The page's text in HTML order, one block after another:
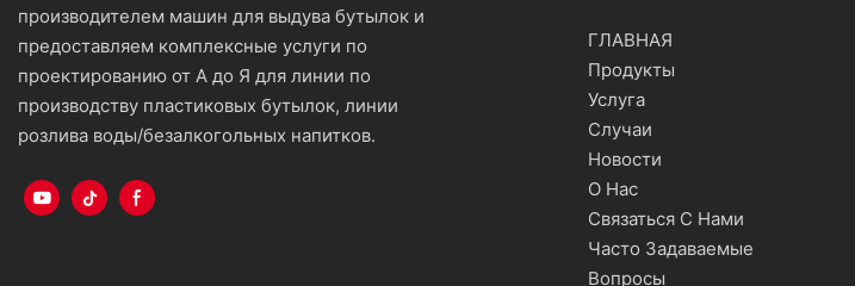
производителем машин для выдува бутылок и
предоставляем комплексные услуги по
проектированию от А до Я для линии по
производству пластиковых бутылок, линии
розлива воды/безалкогольных напитков.
ГЛАВНАЯ
Продукты
Услуга
Случаи
Новости
О Нас
Связаться С Нами
Часто Задаваемые
Вопросы